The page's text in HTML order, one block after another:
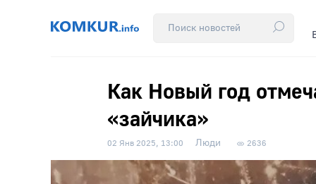
Как Новый год
«зайчика»
02 Янв 2025, 13:00 Люди 2636